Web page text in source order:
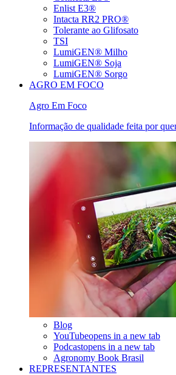
Enlist E3®
Intacta RR2 PRO®
Tolerante ao Glifosato
TSI
LumiGEN® Milho
LumiGEN® Soja
LumiGEN® Sorgo
AGRO EM FOCO
Agro Em Foco
Informação de qualidade feita por
Blog
YouTubeopens in a new tab
Podcastopens in a new tab
Agronomy Book Brasil
REPRESENTANTES